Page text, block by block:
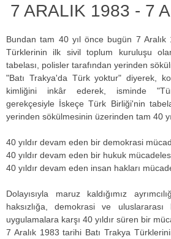
7 ARALIK 1983 - 7
Bundan tam 40 yıl önce bugün 7 Aralık
Türklerinin ilk sivil toplum kuruluşu
tabelası, polisler tarafından yerinden
"Batı Trakya'da Türk yoktur" diyerek,
kimliğini inkâr ederek, isminde
gerekçesiyle İskeçe Türk Birliği'nin
yerinden sökülmesinin üzerinden tam 40
40 yıldır devam eden bir demokrasi
40 yıldır devam eden bir hukuk
40 yıldır devam eden insan hakları
Dolayısıyla maruz kaldığımız
haksızlığa, demokrasi ve uluslararası
uygulamalara karşı 40 yıldır süren bir
7 Aralık 1983 tarihi Batı Trakya